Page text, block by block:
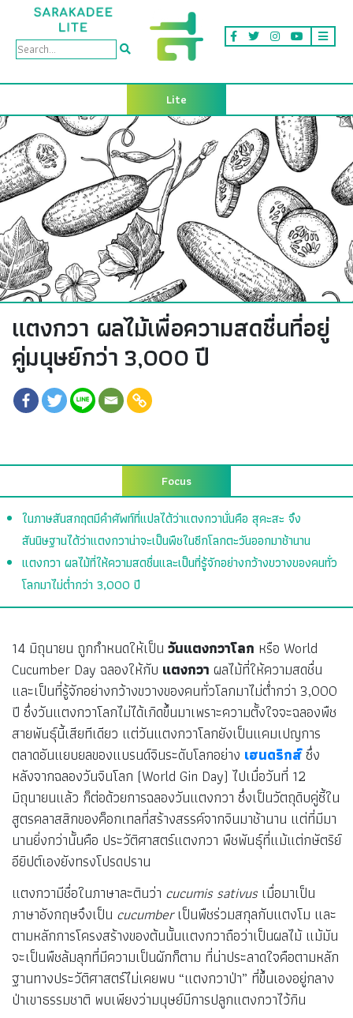
Lite
แตงกวา ผลไม้เพื่อความสดชื่นที่อยู่
คู่มนุษย์กว่า 3,000 ปี
Focus
ในภาษสันสกฤตมีคำศัพท์ที่แปลได้ว่าแตงกวานั่นคือ สุคะสะ จึง
สันนิษฐานได้ว่าแตงกวาน่าจะเป็นพืชในซีกโลกตะวันออกมาช้านาน
แตงกวา ผลไม้ที่ให้ความสดชื่นและเป็นที่รู้จักอย่างกว้างขวางของคนทั่ว
โลกมาไม่ต่ำกว่า 3,000 ปี
14 มิถุนายน ถูกกำหนดให้เป็น วันแตงกวาโลก หรือ World
Cucumber Day ฉลองให้กับ แตงกวา ผลไม้ที่ให้ความสดชื่น
และเป็นที่รู้จักอย่างกว้างขวางของคนทั่วโลกมาไม่ต่ำกว่า 3,000
ปี ซึ่งวันแตงกวาโลกไม่ได้เกิดขึ้นมาเพราะความตั้งใจจะฉลองพืช
สายพันธุ์นี้เสียทีเดียว แต่วันแตงกวาโลกยังเป็นแคมเปญการ
ตลาดอันแยบยลของแบรนด์จินระดับโลกอย่าง เฮนดริกส์ซึ่ง
หลังจากฉลองวันจินโลก (World Gin Day) ไปเมื่อวันที่ 12
มิถุนายนแล้ว ก็ต่อด้วยการฉลองวันแตงกวา ซึ่งเป็นวัตถุดิบคู่ซี้ใน
สูตรคลาสสิกของค็อกเทลที่สร้างสรรค์จากจินมาช้านาน แต่ที่มีมา
นานยิ่งกว่านั้นคือ ประวัติศาสตร์แตงกวา พืชพันธุ์ที่แม้แต่กษัตริย์
อียิปต์เองยังทรงโปรดปราน
แตงกวามีชื่อในภาษาละตินว่า cucumis sativusเมื่อมาเป็น
ภาษาอังกฤษจึงเป็น cucumberเป็นพืชร่วมสกุลกับแตงโม และ
ตามหลักการโครงสร้างของต้นนั้นแตงกวาถือว่าเป็นผลไม้ แม้มัน
จะเป็นพืชล้มลุกที่มีความเป็นผักก็ตาม ที่น่าประลาดใจคือตามหลัก
ฐานทางประวัติศาสตร์ไม่เคยพบ “แตงกวาป่า” ที่ขึ้นเองอยู่กลาง
ป่าเขาธรรมชาติ พบเพียงว่ามนุษย์มีการปลูกแตงกวาไว้กิน